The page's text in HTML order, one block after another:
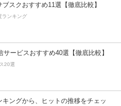
スクおすすめ11選【徹底比較】
ランキング
サービスおすすめ40選【徹底比較】
20選
キングから、ヒットの推移をチェッ